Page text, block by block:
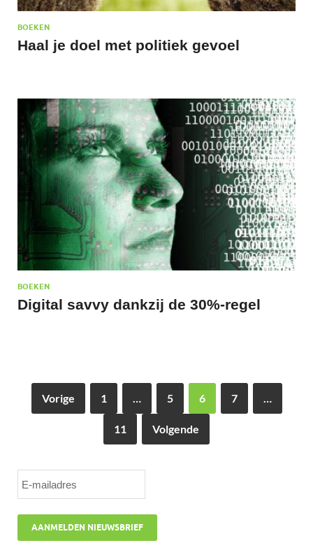
BOEKEN
Haal je doel met politiek gevoel
BOEKEN
Digital savvy dankzij de 30%-regel
Vorige 1 … 5 6 7 …
11 Volgende